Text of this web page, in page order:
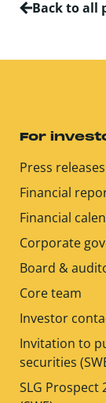
Back to all
For
Press releases
Financial
Financial
Corporate
Board &
Core team
Investor
Invitation to
securities
SLG Prospect